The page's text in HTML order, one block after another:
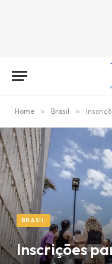
Home » Brasil »
BRASIL
Inscrições